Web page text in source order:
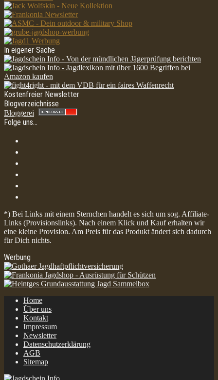
In eigener Sache
Kostenfreier Newsletter
Blogverzeichnisse
Bloggerei
Folge uns…
*) Bei Links mit einem Sternchen handelt es sich um sog. Affiliate-
Links (Provisionslinks). Nach einem Klick und Kauf erhalten wir
eine kleine Provision. Am Preis für das Produkt ändert sich dadurch
für Dich nichts.
Werbung
Home
Über uns
Kontakt
Impressum
Newsletter
Datenschutzerklärung
AGB
Sitemap